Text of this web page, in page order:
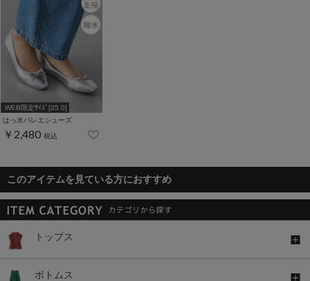
WEB限定ｻｲｽﾞ[25.0]
はっ水バレエシューズ
￥2,480 税込
このアイテムを見ている方におすすめ
トップス
ボトムス